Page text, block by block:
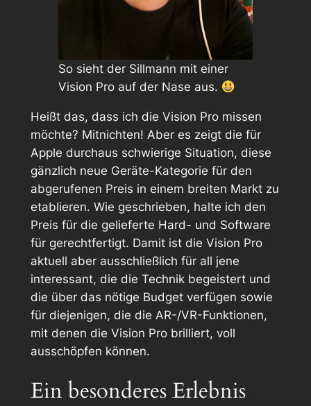
So sieht der Sillmann mit einer
Vision Pro auf der Nase aus.
Heißt das, dass ich die Vision Pro missen
möchte? Mitnichten! Aber es zeigt die für
Apple durchaus schwierige Situation, diese
gänzlich neue Geräte-Kategorie für den
abgerufenen Preis in einem breiten Markt zu
etablieren. Wie geschrieben, halte ich den
Preis für die gelieferte Hard- und Software
für gerechtfertigt. Damit ist die Vision Pro
aktuell aber ausschließlich für all jene
interessant, die die Technik begeistert und
die über das nötige Budget verfügen sowie
für diejenigen, die die AR-/VR-Funktionen,
mit denen die Vision Pro brilliert, voll
ausschöpfen können.
Ein besonderes Erlebnis